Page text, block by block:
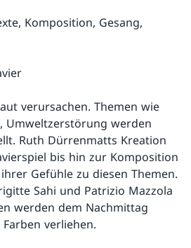
Komposition, Gesang,
verursachen. Themen wie
Umweltzerstörung werden
Ruth Dürrenmatts Kreation
bis hin zur Komposition
Gefühle zu diesen Themen.
Sahi und Patrizio Mazzola
werden dem Nachmittag
verliehen.